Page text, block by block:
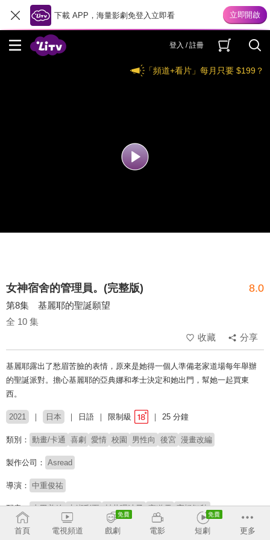
下載 APP，海量影劇免登入立即看
登入 / 註冊
「頻道+看片」每月只要 $199？
女神宿舍的管理員。(完整版) 8.0
第8集 基麗耶的聖誕願望
全 10 集
收藏
分享
基麗耶露出了愁眉苦臉的表情，原來是她得一個人準備老家道場每年舉辦
的聖誕派對。擔心基麗耶的亞典娜和孝士決定和她出門，幫她一起買東
西。
2021 日本 日語 限制級 25 分鐘
類別： 動畫/卡通 喜劇 愛情 校園 男性向 後宮 漫畫改編
製作公司： Asread
導演： 中重俊祐
配音： 山田美鈴 七瀬彩夏 村井理沙子 夜道雪 高橋智秋
原著： 日野行望「女神寮の寮母くん。」
首頁 電視頻道 戲劇 電影 短劇 更多